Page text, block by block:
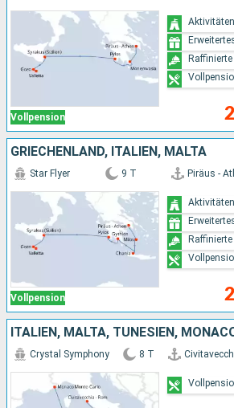
Vollpension
GRIECHENLAND, ITALIEN, MALTA
Vollpension
Star Flyer 9 T Piräus -
ITALIEN, MALTA, TUNESIEN,
Crystal Symphony 8 T